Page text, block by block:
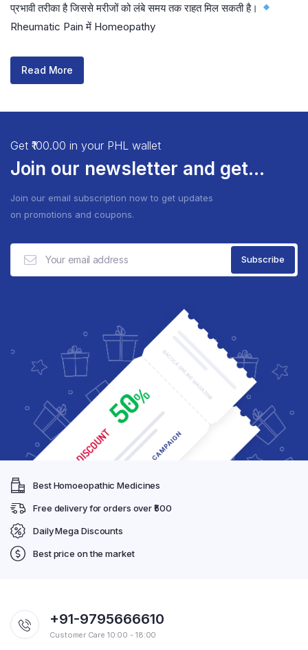
प्रभावी तरीका है जिससे मरीजों को लंबे समय तक राहत मिल सकती है।
Rheumatic Pain में Homeopathy
Read More
Get ₹100.00 in your PHL wallet
Join our newsletter and get...
Join our email subscription now to get updates
on promotions and coupons.
Best Homoeopathic Medicines
Free delivery for orders over ₹500
Daily Mega Discounts
Best price on the market
+91-9795666610
Customer Care 10:00 - 18:00